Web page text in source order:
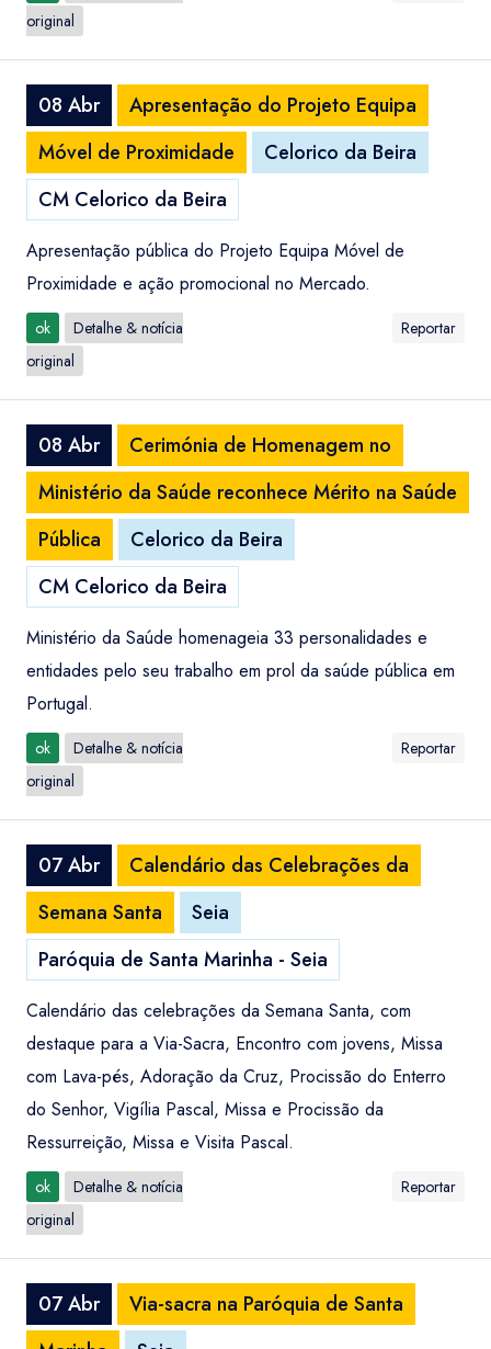
original
08 Abr
Apresentação do Projeto Equipa
Móvel de Proximidade
Celorico da Beira
CM Celorico da Beira
Apresentação pública do Projeto Equipa Móvel de
Proximidade e ação promocional no Mercado.
ok
Detalhe & notícia
original
Reportar
08 Abr
Cerimónia de Homenagem no
Ministério da Saúde reconhece Mérito na Saúde
Pública
Celorico da Beira
CM Celorico da Beira
Ministério da Saúde homenageia 33 personalidades e
entidades pelo seu trabalho em prol da saúde pública em
Portugal.
ok
Detalhe & notícia
original
Reportar
07 Abr
Calendário das Celebrações da
Semana Santa
Seia
Paróquia de Santa Marinha - Seia
Calendário das celebrações da Semana Santa, com
destaque para a Via-Sacra, Encontro com jovens, Missa
com Lava-pés, Adoração da Cruz, Procissão do Enterro
do Senhor, Vigília Pascal, Missa e Procissão da
Ressurreição, Missa e Visita Pascal.
ok
Detalhe & notícia
original
Reportar
07 Abr
Via-sacra na Paróquia de Santa